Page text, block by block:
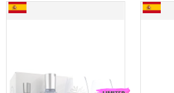
Gin Mare Mediterranean GinGin